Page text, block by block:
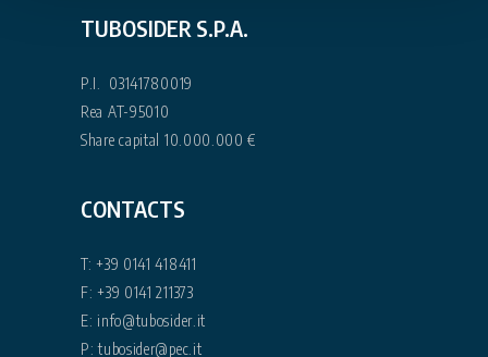
TUBOSIDER S.P.A.
P.I. 03141780019
Rea AT-95010
Share capital 10.000.000 €
CONTACTS
T:+39 0141 418411
F: +39 0141 211373
E: info@tubosider.it
P:tubosider@pec.it